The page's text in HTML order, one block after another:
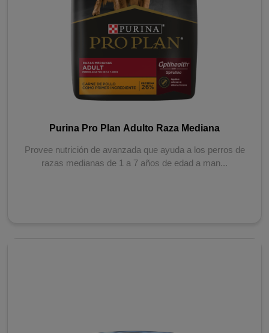
Purina Pro Plan Adulto Raza Mediana
Provee nutrición de avanzada que ayuda a los perros de
razas medianas de 1 a 7 años de edad a man...